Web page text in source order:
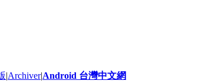
|Archiver|Android 台灣中文網